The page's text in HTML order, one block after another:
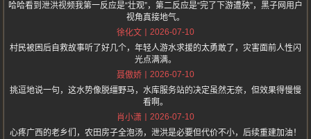
哈哈看到泄洪视频我第一反应是“壮观”，第二反应是“完了下游遭殃”，黑子网用户
视角真接地气。
徐化文
2026-07-10
村民被困后自救故事听了好几个，年轻人游水求援的太勇敢了，灾害面前人性闪
光点满满。
聂傲娇
2026-07-10
挑逗地说一句，这水势像脱缰野马，水库服务站的决定虽然无奈，但效果得慢慢
看啊。
肖小潇
2026-07-10
心疼广西的老乡们，农田房子全泡汤，泄洪是必要但代价不小，后续重建加油！